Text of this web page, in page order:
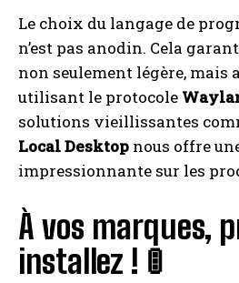
Le choix du langage de
n’est pas anodin. Cela
non seulement légère, mais
utilisant le protocole
solutions vieillissantes
Local Desktop nous offre
impressionnante sur les
À vos marques,
installez ! 🚦